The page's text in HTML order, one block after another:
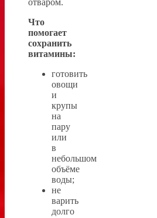
Что
помогает
сохранить
витамины:
готовить
овощи
и
крупы
на
пару
или
в
небольшом
объёме
воды;
не
варить
долго